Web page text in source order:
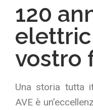
120
vostro
Una storia tutta
AVE è